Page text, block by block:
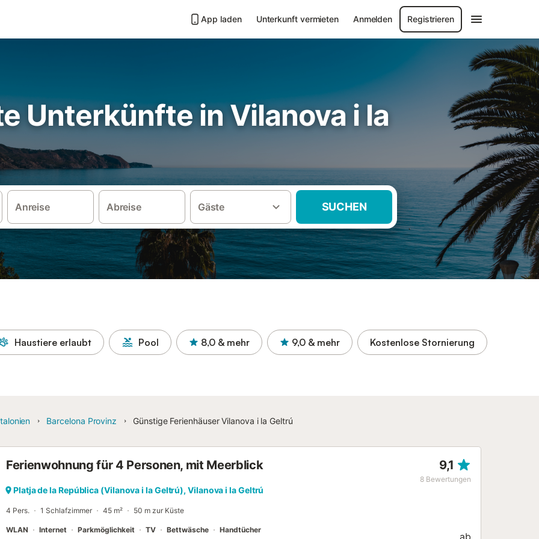
App laden Unterkunft vermieten Anmelden Registrieren
Unterkünfte in Vilanova i la
Anreise Abreise Gäste SUCHEN
Haustiere erlaubt Pool 8,0 & mehr 9,0 & mehr Kostenlose Stornierung
Barcelona Provinz Günstige Ferienhäuser Vilanova i la Geltrú
Ferienwohnung für 4 Personen, mit Meerblick 9,1
8 Bewertungen
Platja de la República (Vilanova i la Geltrú), Vilanova i la Geltrú
4 Pers. 1 Schlafzimmer 45 m² 50 m zur Küste
WLAN Internet Parkmöglichkeit TV Bettwäsche Handtücher
ab